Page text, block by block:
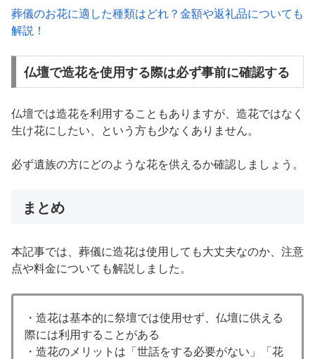
葬儀のお花に適した種類はどれ？金額や返礼品についても
解説！
仏壇で造花を使用する際は必ず事前に確認する
仏壇では造花を利用することもありますが、造花ではなく
生け花にしたい、という方も少なくありません。
必ず遺族の方にどのような花を供えるか確認しましょう。
まとめ
本記事では、葬儀に造花は使用しても大丈夫なのか、注意
点や料金についても解説しました。
・造花は基本的に祭壇では使用せず、仏壇に供える
際には利用することがある
・造花のメリットは「世話をする必要がない」「花